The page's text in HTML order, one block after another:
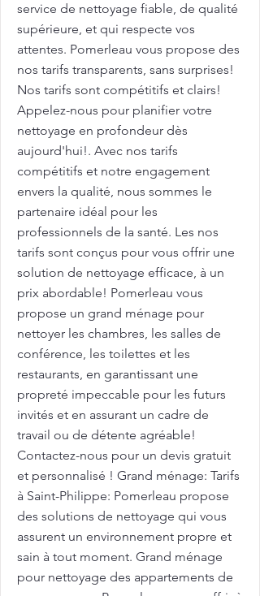
service de nettoyage fiable, de qualité
supérieure, et qui respecte vos
attentes. Pomerleau vous propose des
nos tarifs transparents, sans surprises!
Nos tarifs sont compétitifs et clairs!
Appelez-nous pour planifier votre
nettoyage en profondeur dès
aujourd'hui!. Avec nos tarifs
compétitifs et notre engagement
envers la qualité, nous sommes le
partenaire idéal pour les
professionnels de la santé. Les nos
tarifs sont conçus pour vous offrir une
solution de nettoyage efficace, à un
prix abordable! Pomerleau vous
propose un grand ménage pour
nettoyer les chambres, les salles de
conférence, les toilettes et les
restaurants, en garantissant une
propreté impeccable pour les futurs
invités et en assurant un cadre de
travail ou de détente agréable!
Contactez-nous pour un devis gratuit
et personnalisé ! Grand ménage: Tarifs
à Saint-Philippe: Pomerleau propose
des solutions de nettoyage qui vous
assurent un environnement propre et
sain à tout moment. Grand ménage
pour nettoyage des appartements de